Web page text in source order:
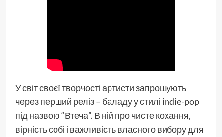
У світ своєї творчості артисти запрошують
через перший реліз – баладуу стилі indie-pop
під назвою “Втеча”. В ній про чисте кохання,
вірність собі і важливість власного вибору для